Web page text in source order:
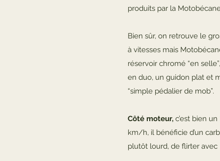
produits par la
Bien sûr, on retrouve le
à vitesses mais
réservoir chromé “en
en duo, un guidon plat et
“simple pédalier de mob”.
Côté moteur, c’est bien
km/h, il bénéficie d’un
plutôt lourd, de flirter